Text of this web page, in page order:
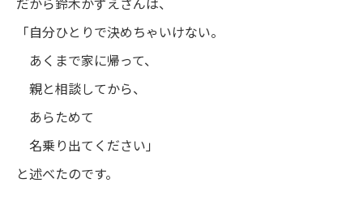
「自分ひとりで決めちゃいけない。
あくまで家に帰って、
親と相談してから、
あらためて
名乗り出てください」
と述べたのです。